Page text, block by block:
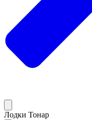
Лодки Тонар